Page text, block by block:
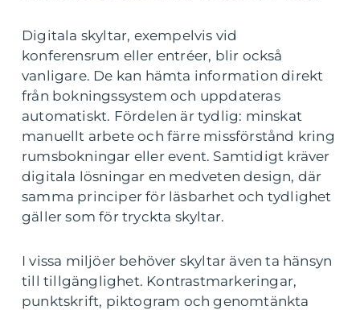
Digitala skyltar, exempelvis vid
konferensrum eller entréer, blir också
vanligare. De kan hämta information direkt
från bokningssystem och uppdateras
automatiskt. Fördelen är tydlig: minskat
manuellt arbete och färre missförstånd kring
rumsbokningar eller event. Samtidigt kräver
digitala lösningar en medveten design, där
samma principer för läsbarhet och tydlighet
gäller som för tryckta skyltar.
I vissa miljöer behöver skyltar även ta hänsyn
till tillgänglighet. Kontrastmarkeringar,
punktskrift, piktogram och genomtänkta